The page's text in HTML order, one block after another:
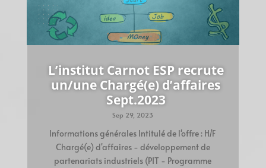
L’institut Carnot ESP recrute
un/une Chargé(e) d’affaires
Sept.2023
Sep 29, 2023
Informations générales Intitulé de l'offre : H/F
Chargé(e) d'affaires - développement de
partenariats industriels (PIT - Programme